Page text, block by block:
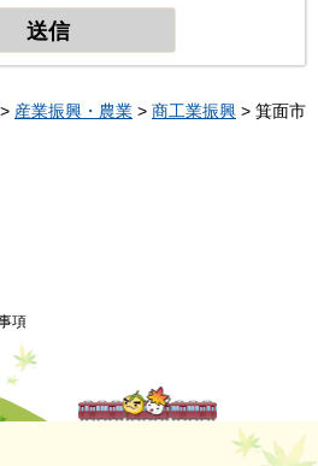
> 産業振興・農業 > 商工業振興 > 箕面市
項